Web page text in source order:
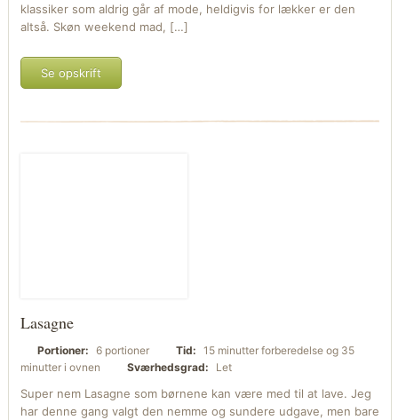
klassiker som aldrig går af mode, heldigvis for lækker er den
altså. Skøn weekend mad, […]
Se opskrift
Lasagne
Portioner: 6 portioner Tid: 15 minutter forberedelse og 35
minutter i ovnen
Sværhedsgrad: Let
Super nem Lasagne som børnene kan være med til at lave. Jeg
har denne gang valgt den nemme og sundere udgave, men bare